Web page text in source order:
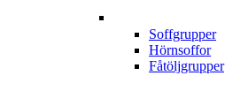
Soffgrupper
Hörnsoffor
Fåtöljgrupper